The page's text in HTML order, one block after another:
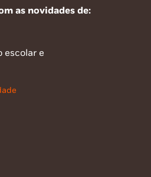
as novidades de:
escolar e